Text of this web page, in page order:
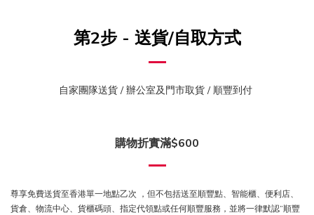
第2步 - 送貨/自取方式
自家團隊送貨 / 辦公室及門市取貨 / 順豐到付
購物折實滿$600
尊享免費送貨至香港單一地點乙次 ，但不包括送至順豐點、智能櫃、便利店、
貨倉、物流中心、貨櫃碼頭、指定代領點或任何順豐服務，並將一律默認”順豐